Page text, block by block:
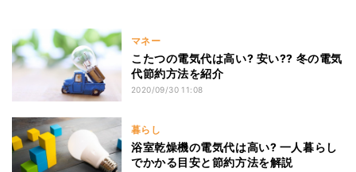
マネー
こたつの電気代は高い? 安い?? 冬の電気
代節約方法を紹介
2020/09/30 11:08
暮らし
浴室乾燥機の電気代は高い? 一人暮らし
でかかる目安と節約方法を解説